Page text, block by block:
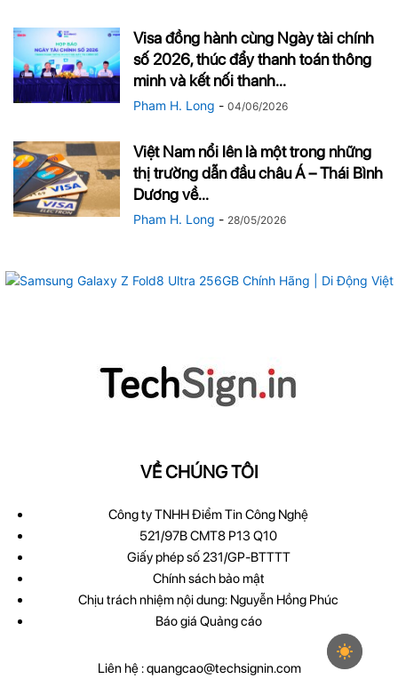
Visa đồng hành cùng Ngày tài chính
số 2026, thúc đẩy thanh toán thông
minh và kết nối thanh...
Pham H. Long - 04/06/2026
Việt Nam nổi lên là một trong những
thị trường dẫn đầu châu Á – Thái Bình
Dương về...
Pham H. Long - 28/05/2026
VỀ CHÚNG TÔI
Công ty TNHH Điểm Tin Công Nghệ
521/97B CMT8 P13 Q10
Giấy phép số 231/GP-BTTTT
Chính sách bảo mật
Chịu trách nhiệm nội dung: Nguyễn Hồng Phúc
Báo giá Quảng cáo
Liên hệ :quangcao@techsignin.com